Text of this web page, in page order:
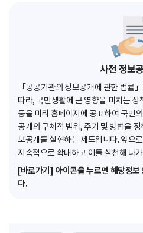
사전 정보
「공공기관의 정보공개에 관한 법률
따라, 국민생활에 큰 영향을 미치는
등을 미리 홈페이지에 공표하여 국민
공개의 구체적 범위, 주기 및 방법을
보공개를 실현하는 제도입니다. 앞으
지속적으로 확대하고 이를 실천해 나
[바로가기] 아이콘을 누르면 해당정보
다.